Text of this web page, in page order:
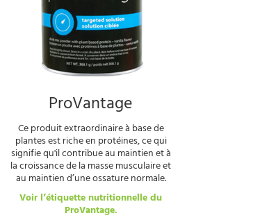
ProVantage
Ce produit extraordinaire à base de
plantes est riche en protéines, ce qui
signifie qu'il contribue au maintien et à
la croissance de la masse musculaire et
au maintien d’une ossature normale.
Voir l’étiquette nutritionnelle du
ProVantage.